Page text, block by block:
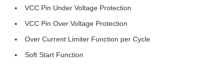
VCC Pin Under Voltage Protection
VCC Pin Over Voltage Protection
Over Current Limiter Function per Cycle
Soft Start Function